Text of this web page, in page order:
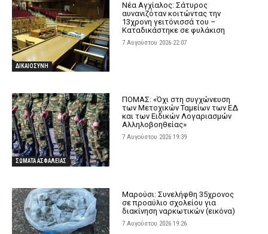
ΔΙΚΑΙΟΣΥΝΗ
Νέα Αγχίαλος: Σάτυρος
αυνανιζόταν κοιτώντας την
13χρονη γειτόνισσά του –
Καταδικάστηκε σε φυλάκιση
7 Αυγούστου 2026 22:07
ΣΩΜΑΤΑ ΑΣΦΑΛΕΙΑΣ
ΠΟΜΑΣ: «Όχι στη συγχώνευση
των Μετοχικών Ταμείων των ΕΔ
και των Ειδικών Λογαριασμών
Αλληλοβοηθείας»
7 Αυγούστου 2026 19:39
Μαρούσι: Συνελήφθη 35χρονος
σε προαύλιο σχολείου για
διακίνηση ναρκωτικών (εικόνα)
7 Αυγούστου 2026 19:26